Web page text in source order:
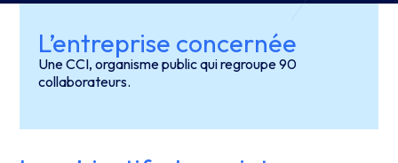
L’entreprise concernée
Une CCI, organisme public qui regroupe 90
collaborateurs.